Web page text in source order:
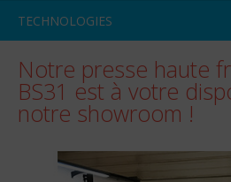
TECHNOLOGIES
Notre presse haute
BS31 est à votre
notre showroom !